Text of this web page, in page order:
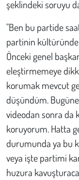
şeklindeki soruyu
"Ben bu partide
partinin kültüründe
Önceki genel
eleştirmemeye
korumak mevcut
düşündüm.
videodan sonra da
koruyorum. Hatta
durumunda ya bu
veya işte partimi
huzura